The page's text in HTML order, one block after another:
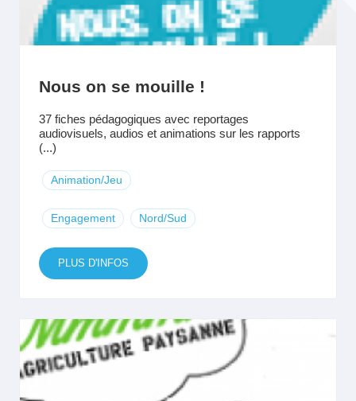
Nous on se mouille !
37 fiches pédagogiques avec reportages
audiovisuels, audios et animations sur les rapports
(...)
Animation/Jeu
Engagement Nord/Sud
PLUS D'INFOS